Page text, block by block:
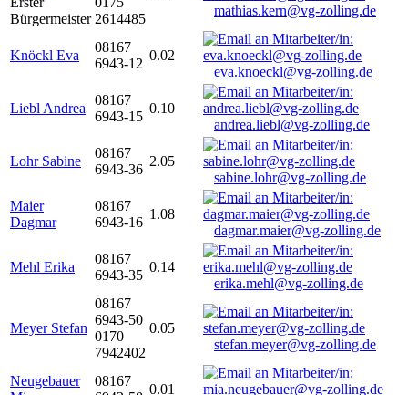
Bürgermeister 2614485
mathias.kern@vg-zolling.de
Knöckl Eva
08167
6943-12
0.02
eva.knoeckl@vg-zolling.de
Liebl Andrea
08167
6943-15
0.10
andrea.liebl@vg-zolling.de
Lohr Sabine
08167
6943-36
2.05
sabine.lohr@vg-zolling.de
Maier
Dagmar
08167
6943-16
1.08
dagmar.maier@vg-zolling.de
Mehl Erika
08167
6943-35
0.14
erika.mehl@vg-zolling.de
Meyer Stefan
08167
6943-50
0170
7942402
0.05
stefan.meyer@vg-zolling.de
Neugebauer
08167
0.01